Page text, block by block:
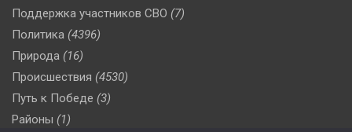
Поддержка участников СВО (7)
Политика (4396)
Природа (16)
Происшествия (4530)
Путь к Победе (3)
Районы (1)